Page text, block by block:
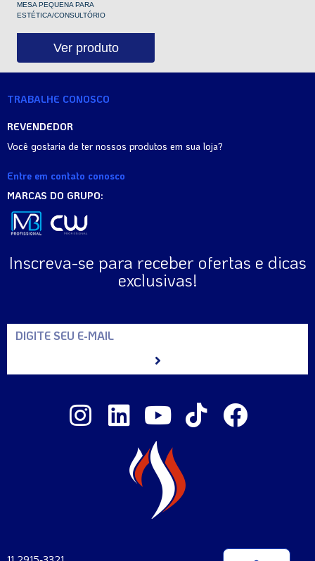
MESA PEQUENA PARA
ESTÉTICA/CONSULTÓRIO
Ver produto
TRABALHE CONOSCO
REVENDEDOR
Você gostaria de ter nossos produtos em sua loja?
Entre em contato conosco
MARCAS DO GRUPO:
Inscreva-se para receber ofertas e dicas
exclusivas!